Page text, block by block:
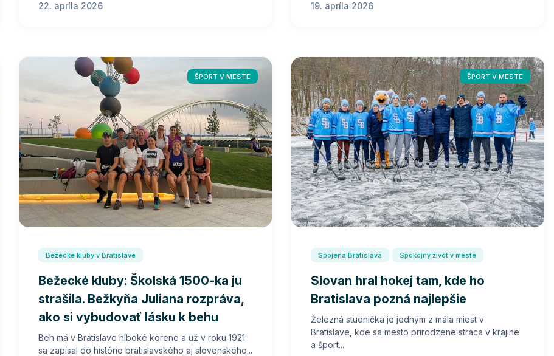
22. apríla 2026 19. apríla 2026
ŠPORT V MESTE
Bežecké kluby v Bratislave
Bežecké kluby: Školská 1500-ka ju
strašila. Bežkyňa Juliana rozpráva,
ako si vybudovať lásku k behu
Beh má v Bratislave hlboké korene a už v roku 1921
sa zapísal do histórie bratislavského aj slovenského...
ŠPORT V MESTE
Spojená Bratislava Spokojný život v meste
Slovan hral hokej tam, kde ho
Bratislava pozná najlepšie
Železná studnička je jedným z mála miest v
Bratislave, kde sa mesto prirodzene stráca v krajine
a šport...